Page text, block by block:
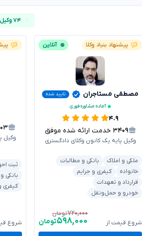
۷۴ وکیل آنلاین
پیشنهاد بنیاد وکلا آنلاین
مصطفی مستاجران
تایید شده
آماده مشاوره فوری
۴.۹
۳۴۰۹ خدمت ارائه شده موفق
وکیل پایه یک کانون وکلای دادگستری
ملکی و املاک
بانکی و مطالبات
خانواده
کیفری و جرایم
قرارداد و تعهدات
خودرو و حمل‌ونقل
شروع قیمت از
۷۲۰,۰۰۰تومان
۵۹۸,۰۰۰تومان
وکیل
ثبت
بانکی
کیفری
شروع